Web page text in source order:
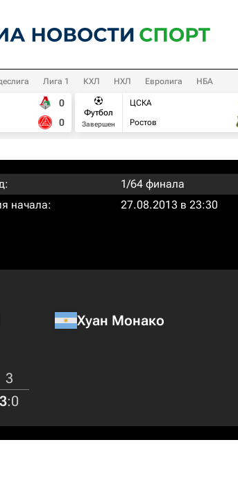
Лига 1 КХЛ НХЛ Евролига НБА
0
0
Футбол
Завершен
ЦСКА
Ростов
1/64 финала
начала:
27.08.2013 в 23:30
Хуан Монако
3
3:0